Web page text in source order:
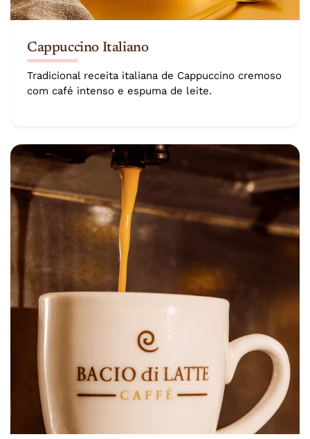
Cappuccino Italiano
Tradicional receita italiana de Cappuccino cremoso
com café intenso e espuma de leite.